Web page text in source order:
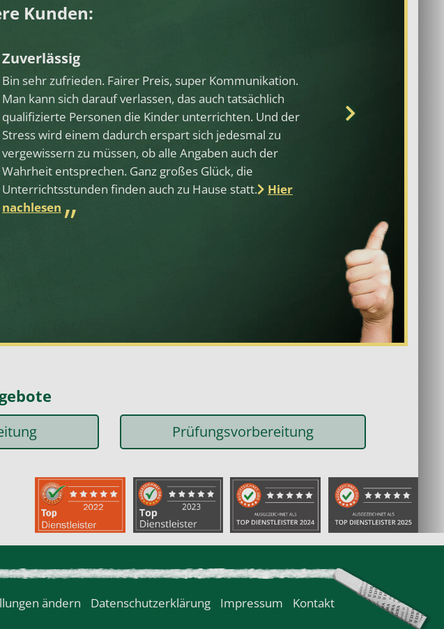
Kunden:
Zuverlässig
Bin sehr zufrieden. Fairer Preis, super Kommunikation.
Man kann sich darauf verlassen, das auch tatsächlich
qualifizierte Personen die Kinder unterrichten. Und der
Stress wird einem dadurch erspart sich jedesmal zu
vergewissern zu müssen, ob alle Angaben auch der
Wahrheit entsprechen. Ganz großes Glück, die
Unterrichtsstunden finden auch zu Hause statt.
Hier
nachlesen
Prüfungsvorbereitung
ändern Datenschutzerklärung Impressum Kontakt